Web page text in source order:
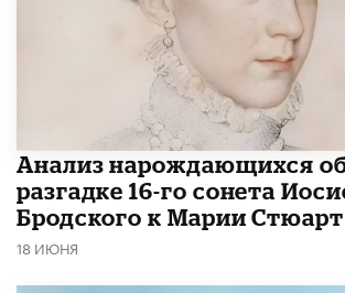
Анализ нарождающихся
разгадке 16-го сонета
Бродского к Марии Стюарт
18 ИЮНЯ